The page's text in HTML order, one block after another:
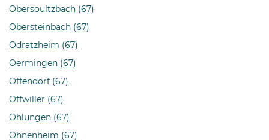
Obersoultzbach (67)
Obersteinbach (67)
Odratzheim (67)
Oermingen (67)
Offendorf (67)
Offwiller (67)
Ohlungen (67)
Ohnenheim (67)